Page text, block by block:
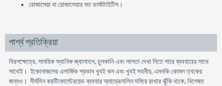
রোজাসেয়া বা রোজাসেয়ার মত ডার্মাটাইটিস।
পার্শ্ব প্রতিক্রিয়া
বিরলক্ষেত্রে, সাময়িক স্থানিক জ্বালাতন, চুলকানি এবং লালতা দেখা দিতে পারে ব্যবহারের সাথে
সাথেই। ইকোনাজলের এলার্জিক প্রভাব খুবই কম এবং খুবই সহনীয়, এমনকি কোমল ত্বকের
জন্যও। দীর্ঘদিন করটিকোস্টেরয়েড ব্যবহার অ্যাড্রেনালিন দমিয়ে রাখার ঝুঁকি থাকে, বিশেষত